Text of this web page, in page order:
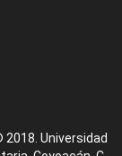
2018. Universidad